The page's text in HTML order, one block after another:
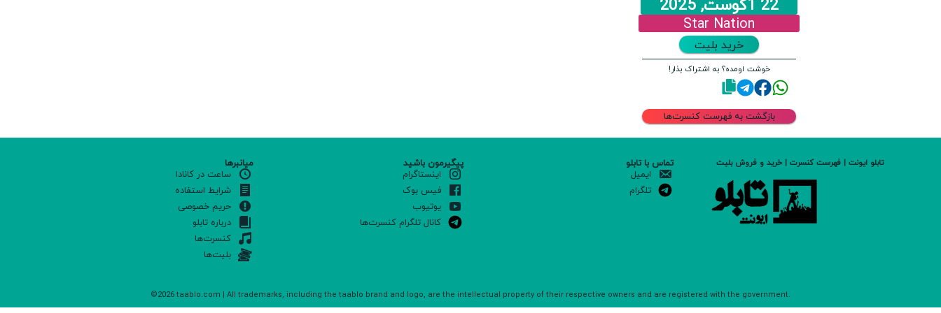
Star Nation
خرید بلیت
خوشت اومده؟ به اشتراک بذار!
بازگشت به فهرست کنسرت‌ها
میانبرها
ساعت در کانادا
شرایط استفاده
حریم خصوصی
درباره تابلو
کنسرت‌ها
بلیت‌ها
پیگیرمون باشید
اینستاگرام
فیس بوک
یوتیوب
کانال تلگرام کنسرت‌ها
تماس با تابلو
ایمیل
تلگرام
تابلو ایونت | فهرست کنسرت | خرید و فروش بلیت
©2026 taablo.com | All trademarks, including the taablo brand and logo, are the intellectual property of their respective owners and are registered with the government.